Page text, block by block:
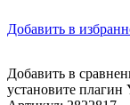
Добавить в
Добавить в
установите